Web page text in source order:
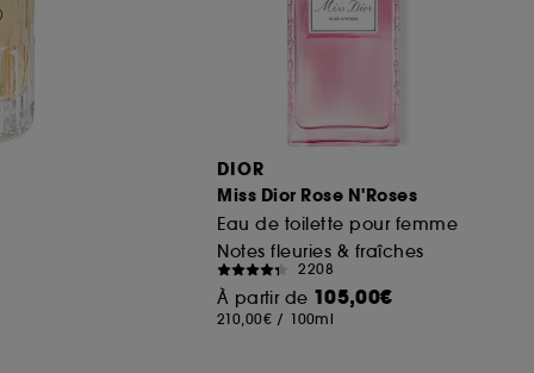
DIOR
Miss Dior Rose N'Roses
Eau de toilette pour femme
Notes fleuries & fraîches
2208
À partir de 105,00€
210,00€ / 100ml